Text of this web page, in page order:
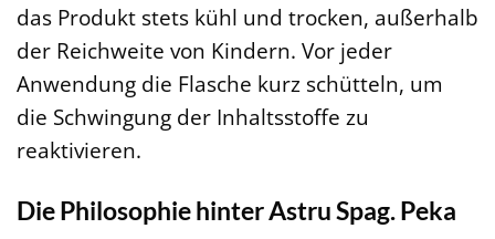
das Produkt stets kühl und trocken, außerhalb
der Reichweite von Kindern. Vor jeder
Anwendung die Flasche kurz schütteln, um
die Schwingung der Inhaltsstoffe zu
reaktivieren.
Die Philosophie hinter Astru Spag. Peka